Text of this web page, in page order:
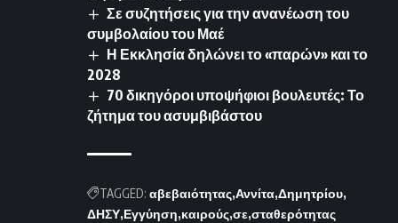
Σε συζητήσεις για την ανανέωση του
συμβολαίου του Μαέ
Η Εκκλησία δηλώνει το «παρών» και το
2028
70 δικηγόροι υποψήφιοι βουλευτές: Το
ζήτημα του ασυμβιβάστου
TAGGED: αβεβαιότητας Αννίτα Δημητρίου
ΔΗΣΥ Εγγύηση καιρούς σε σταθερότητας